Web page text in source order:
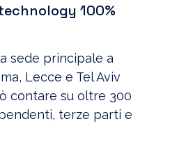
100%
sede principale a
Lecce e Tel Aviv
contare su oltre 300
terze parti e